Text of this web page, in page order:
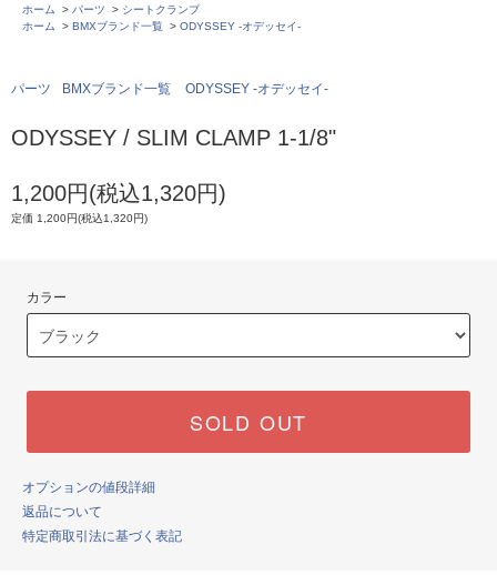
ホーム > パーツ > シートクランプ
ホーム
> BMXブランド一覧 > ODYSSEY -オデッセイ-
パーツ BMXブランド一覧 ODYSSEY -オデッセイ-
ODYSSEY / SLIM CLAMP 1-1/8"
1,200円(税込1,320円)
定価 1,200円(税込1,320円)
カラー
SOLD OUT
オプションの値段詳細
返品について
特定商取引法に基づく表記